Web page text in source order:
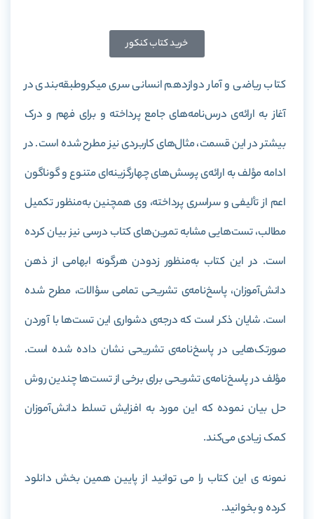
خرید کتاب کنکور
کتاب ریاضی و آمار دوازدهم انسانی سری میکروطبقه‌بندی در
آغاز به ارائه‌ی درس‌نامه‌‌های جامع پرداخته و برای فهم و درک
بیشتر در این قسمت، مثال‌های کاربردی نیز مطرح شده است. در
ادامه مؤلف به ارائه‌ی پرسش‌های چهارگزینه‌ای متنوع و گوناگون
اعم از تألیفی و سراسری پرداخته، وی همچنین به‌منظور تکمیل
مطالب، تست‌هایی مشابه تمرین‌های کتاب درسی نیز بیان کرده
است. در این کتاب به‌منظور زدودن هرگونه ابهامی از ذهن
دانش‌آموزان، پاسخ‌نامه‌ی تشریحی تمامی سؤالات، مطرح شده
است. شایان‌ ذکر است که درجه‌ی دشواری این تست‌ها با آوردن
صورتک‌هایی در پاسخ‌نامه‌ی تشریحی نشان داده شده است.
مؤلف در پاسخ‌نامه‌ی تشریحی برای برخی از تست‌ها چندین روش
حل بیان نموده که این مورد به افزایش تسلط دانش‌آموزان
کمک زیادی می‌کند.
نمونه ی این کتاب را می توانید از پایین همین بخش دانلود
کرده و بخوانید.